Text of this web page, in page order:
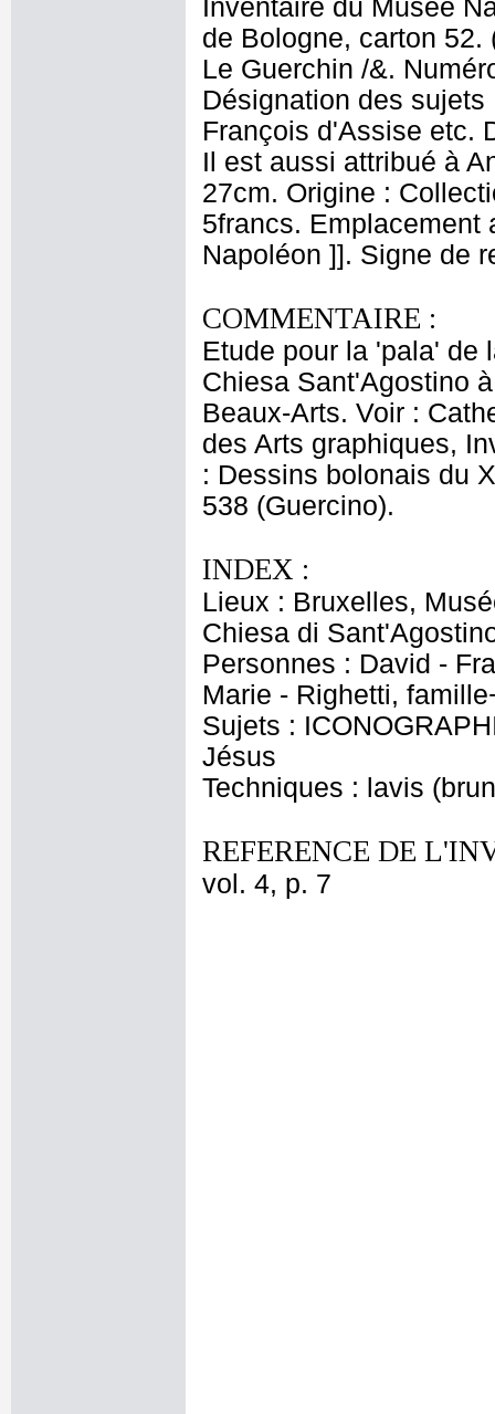
Inventaire du Musée
de Bologne, carton 52.
Le Guerchin /&.
Désignation des
François d'Assise etc.
Il est aussi attribué à
27cm. Origine :
5francs. Emplacement
Napoléon ]]. Signe de
COMMENTAIRE :
Etude pour la 'pala' de
Chiesa Sant'Agostino
Beaux-Arts. Voir :
des Arts graphiques,
: Dessins bolonais du
538 (Guercino).
INDEX :
Lieux : Bruxelles,
Chiesa di
Personnes : David -
Marie - Righetti,
Sujets :
Jésus
Techniques : lavis
REFERENCE DE
vol. 4, p. 7